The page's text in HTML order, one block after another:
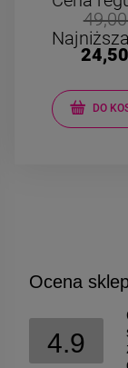
Bransoletka
modułowa
koniczyny
79,00
49,00
DO
Ocena
4.9